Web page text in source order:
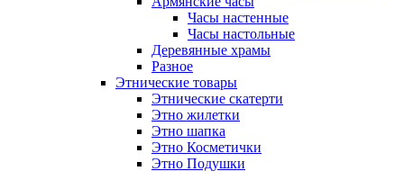
Часы настенные
Часы настольные
Деревянные храмы
Разное
Этнические товары
Этнические скатерти
Этно жилетки
Этно шапка
Этно Косметички
Этно Подушки